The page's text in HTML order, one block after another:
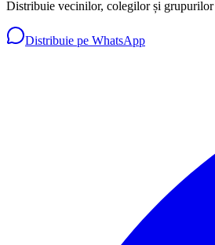
Distribuie vecinilor, colegilor și grupurilor
Distribuie pe WhatsApp